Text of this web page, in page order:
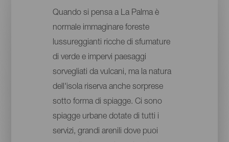
Quando si pensa a La Palma è
normale immaginare foreste
lussureggianti ricche di sfumature
di verde e impervi paesaggi
sorvegliati da vulcani, ma la natura
dell'isola riserva anche sorprese
sotto forma di spiagge. Ci sono
spiagge urbane dotate di tutti i
servizi, grandi arenili dove puoi